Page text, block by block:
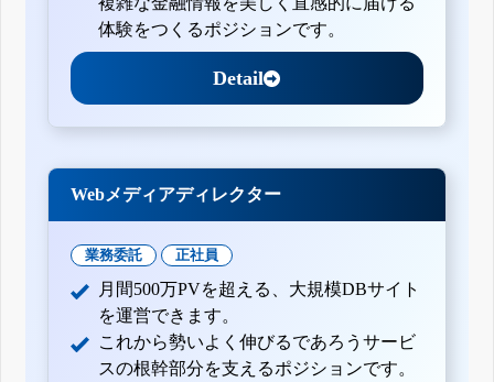
体験をつくるポジションです。
Detail
Webメディアディレクター
業務委託 正社員
月間500万PVを超える、大規模DBサイト
を運営できます。
これから勢いよく伸びるであろうサービ
スの根幹部分を支えるポジションです。